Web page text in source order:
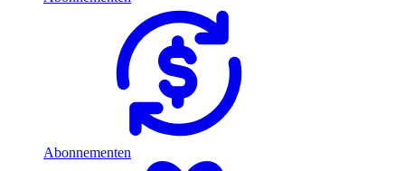
Abonnementen